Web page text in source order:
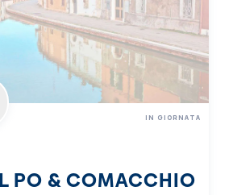
PO & COMACCHIO
IN GIORNATA